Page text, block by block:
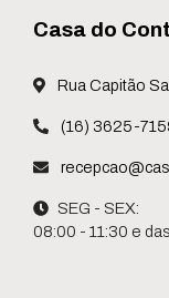
Casa do
Rua Capitão
(16) 3625-
SEG - SEX:
08:00 - 11:30 e